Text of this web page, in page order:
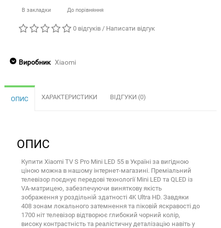
В закладки До порівняння
0 відгуків / Написати відгук
Виробник Xiaomi
ОПИС ХАРАКТЕРИСТИКИ ВІДГУКИ (0)
ОПИС
Купити Xiaomi TV S Pro Mini LED 55 в Україні за вигідною
ціною можна в нашому інтернет-магазині. Преміальний
телевізор поєднує передові технології Mini LED та QLED із
VA-матрицею, забезпечуючи виняткову якість
зображення у роздільній здатності 4K Ultra HD. Завдяки
408 зонам локального затемнення та піковій яскравості до
1700 ніт телевізор відтворює глибокий чорний колір,
високу контрастність та реалістичну деталізацію навіть у